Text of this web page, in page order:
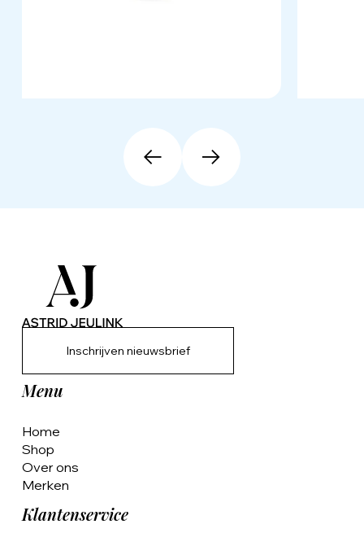
Inschrijven nieuwsbrief
Menu
Home
Shop
Over ons
Merken
Klantenservice